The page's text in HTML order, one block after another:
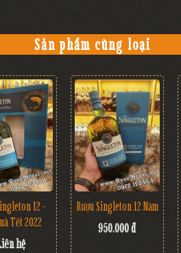
Sản phẩm cùng loại
12 -
Tết 2022
hệ
Rượu Singleton 12 Năm
950.000 đ